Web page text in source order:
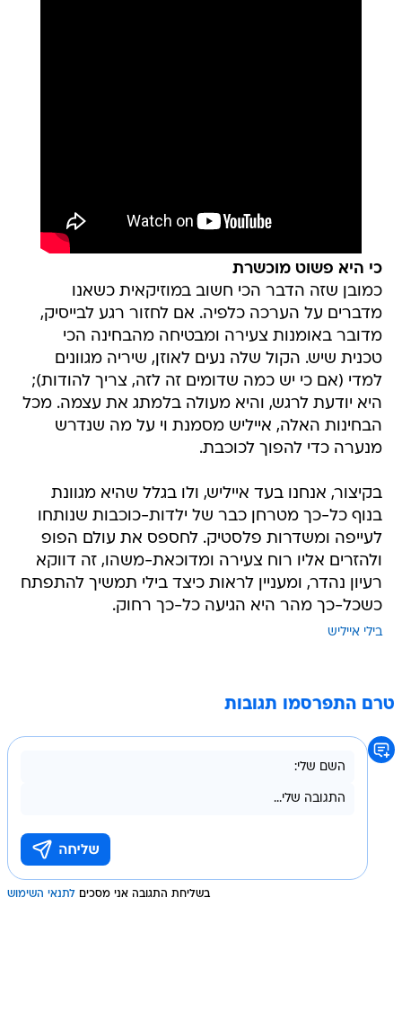
כי היא פשוט מוכשרת
כמובן שזה הדבר הכי חשוב במוזיקאית כשאנו
מדברים על הערכה כלפיה. אם לחזור רגע לבייסיק,
מדובר באומנות צעירה ומבטיחה מהבחינה הכי
טכנית שיש. הקול שלה נעים לאוזן, שיריה מגוונים
למדי (אם כי יש כמה שדומים זה לזה, צריך להודות);
היא יודעת לרגש, והיא מעולה בלמתג את עצמה. מכל
הבחינות האלה, אייליש מסמנת וי על מה שנדרש
מנערה כדי להפוך לכוכבת.
בקיצור, אנחנו בעד אייליש, ולו בגלל שהיא מגוונת
בנוף כל-כך מטרחן כבר של ילדות-כוכבות שנותחו
לעייפה ומשדרות פלסטיק. לחספס את עולם הפופ
ולהזרים אליו רוח צעירה ומדוכאת-משהו, זה דווקא
רעיון נהדר, ומעניין לראות כיצד בילי תמשיך להתפתח
כשכל-כך מהר היא הגיעה כל-כך רחוק.
בילי אייליש
טרם התפרסמו תגובות
בשליחת התגובה אני מסכים לתנאי השימוש